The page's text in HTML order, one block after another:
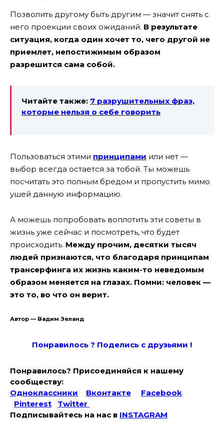
Позволить другому быть другим — значит снять с
него проекции своих ожиданий. В результате
ситуация, когда один хочет то, чего другой не
приемлет, непостижимым образом
разрешится сама собой.
Читайте также: 7 разрушительных фраз,
которые нельзя о себе говорить
Пользоваться этими принципами или нет —
выбор всегда остается за тобой. Ты можешь
посчитать это полным бредом и пропустить мимо
ушей данную информацию.
А можешь попробовать воплотить эти советы в
жизнь уже сейчас и посмотреть, что будет
происходить. Между прочим, десятки тысяч
людей признаются, что благодаря принципам
трансерфинга их жизнь каким-то неведомым
образом меняется на глазах. Помни: человек —
это то, во что он верит.
Автор — Вадим Зеланд
Понравилось ? Поделись с друзьями !
Понравилось? Присоединяйся к нашему
сообществу:
Одноклассники
Вконтакте
Facebook
Pinterest
Twitter
Подписывайтесь на наc в INSTAGRAM